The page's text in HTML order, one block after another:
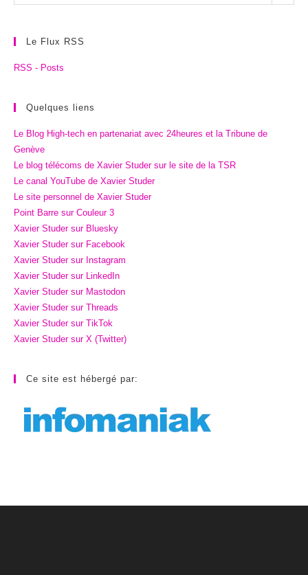
archives
Le Flux RSS
RSS - Posts
Quelques liens
Le Blog High-tech en partenariat avec 24heures et la Tribune de
Genève
Le blog télécoms de Xavier Studer sur le site de la TSR
Le canal YouTube de Xavier Studer
Le site personnel de Xavier Studer
Point Barre sur Couleur 3
Xavier Studer sur Bluesky
Xavier Studer sur Facebook
Xavier Studer sur Instagram
Xavier Studer sur LinkedIn
Xavier Studer sur Mastodon
Xavier Studer sur Threads
Xavier Studer sur TikTok
Xavier Studer sur X (Twitter)
Ce site est hébergé par: